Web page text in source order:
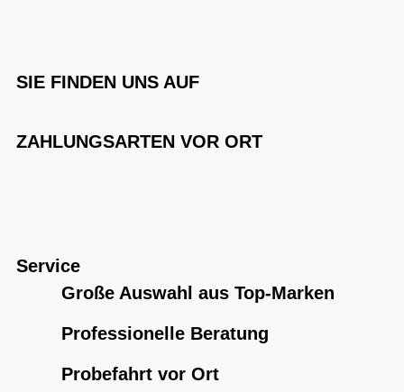
SIE FINDEN UNS AUF
ZAHLUNGSARTEN VOR ORT
Service
Große Auswahl aus Top-Marken
Professionelle Beratung
Probefahrt vor Ort